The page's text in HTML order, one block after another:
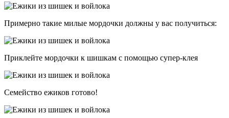
Примерно такие милые мордочки должны у вас получиться:
Приклейте мордочки к шишкам с помощью супер-клея
Семейство ежиков готово!